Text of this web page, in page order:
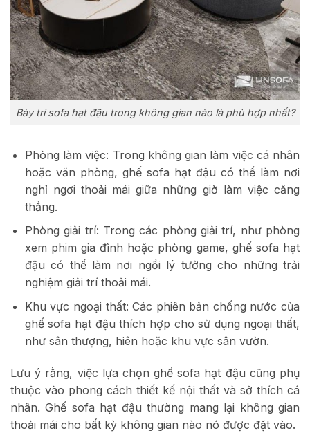
Bày trí sofa hạt đậu trong không gian nào là phù hợp nhất?
Phòng làm việc: Trong không gian làm việc cá nhân
hoặc văn phòng, ghế sofa hạt đậu có thể làm nơi
nghỉ ngơi thoải mái giữa những giờ làm việc căng
thẳng.
Phòng giải trí: Trong các phòng giải trí, như phòng
xem phim gia đình hoặc phòng game, ghế sofa hạt
đậu có thể làm nơi ngồi lý tưởng cho những trải
nghiệm giải trí thoải mái.
Khu vực ngoại thất: Các phiên bản chống nước của
ghế sofa hạt đậu thích hợp cho sử dụng ngoại thất,
như sân thượng, hiên hoặc khu vực sân vườn.
Lưu ý rằng, việc lựa chọn ghế sofa hạt đậu cũng phụ
thuộc vào phong cách thiết kế nội thất và sở thích cá
nhân. Ghế sofa hạt đậu thường mang lại không gian
thoải mái cho bất kỳ không gian nào nó được đặt vào.